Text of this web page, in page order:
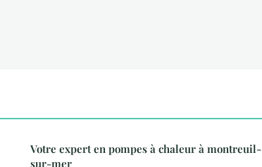
Votre expert en pompes à chaleur à montreuil-
sur-mer